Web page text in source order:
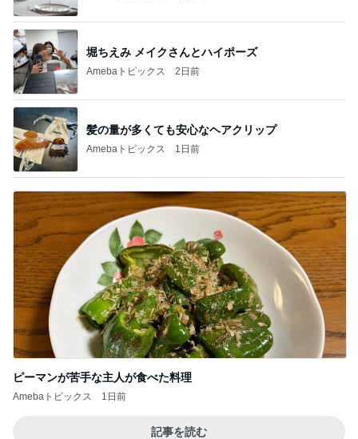
堀ちえみ メイクさんとハイポーズ
Amebaトピックス 2日前
髪の量が多くても安心なヘアクリップ
Amebaトピックス 1日前
ピーマンが苦手な主人が食べた料理
Amebaトピックス 1日前
記事を読む